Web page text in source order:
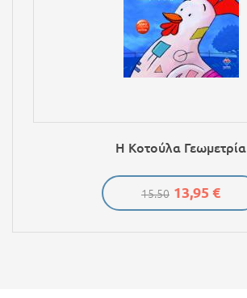
Η Κοτούλα Γεωμετρία
15.50 13,95 €